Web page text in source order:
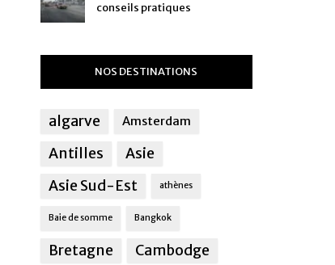
conseils pratiques
NOS DESTINATIONS
algarve Amsterdam
Antilles
Asie
Asie Sud-Est
athènes
Baie de somme Bangkok
Bretagne
Cambodge